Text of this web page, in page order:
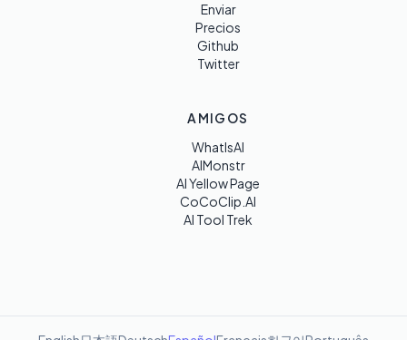
Enviar
Precios
Github
Twitter
AMIGOS
WhatIsAI
AIMonstr
AI Yellow Page
CoCoClip.AI
AI Tool Trek